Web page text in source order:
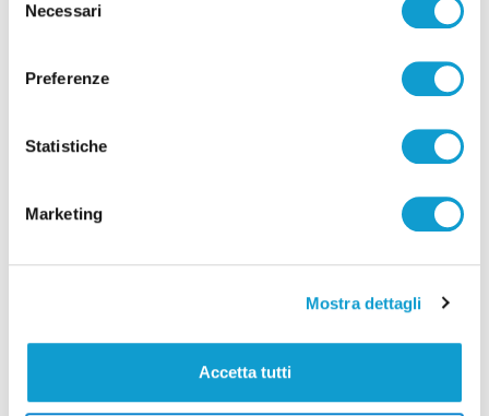
delNecessari
Preferenze
Statistiche
Marketing
Mostra dettagli
Accetta tutti
Correlati